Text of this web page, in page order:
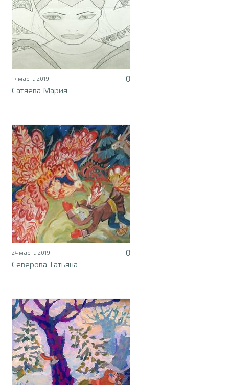
17 марта 2019
0
Сатяева Мария
24 марта 2019
0
Северова Татьяна